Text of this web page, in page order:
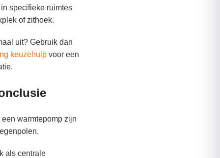
specifieke ruimtes
of zithoek.
uit? Gebruik dan
keuzehulpvoor een
warmtepomp zijn
als centrale